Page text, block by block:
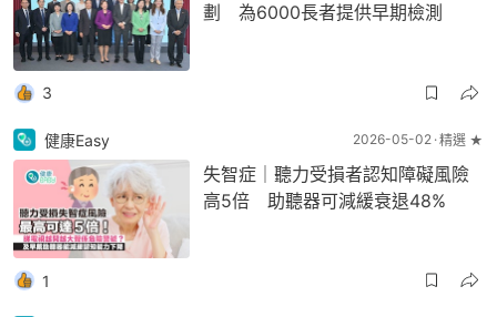
劃 為6000長者提供早期檢測
3
健康Easy 2026-05-02 精選 ★
失智症｜聽力受損者認知障礙風險
高5倍 助聽器可減緩衰退48%
1